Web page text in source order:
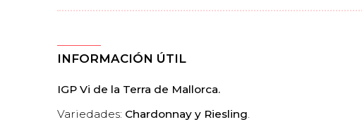
INFORMACIÓN ÚTIL
IGP Vi de la Terra de Mallorca.
Variedades: Chardonnay y Riesling.